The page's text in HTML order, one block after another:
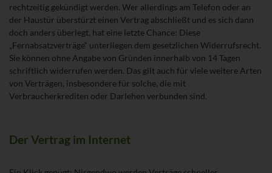
rechtzeitig gekündigt werden. Wer allerdings am Telefon oder an
der Haustür überstürzt einen Vertrag abschließt und es sich dann
doch anders überlegt, hat eine letzte Chance: Diese
„Fernabsatzverträge“ unterliegen dem gesetzlichen Widerrufsrecht.
Sie können ohne Angabe von Gründen innerhalb von 14 Tagen
schriftlich widerrufen werden. Das gilt auch für viele weitere Arten
von Verträgen, insbesondere für solche, die mit
Verbraucherkrediten oder Darlehen verbunden sind.
Der Vertrag im Internet